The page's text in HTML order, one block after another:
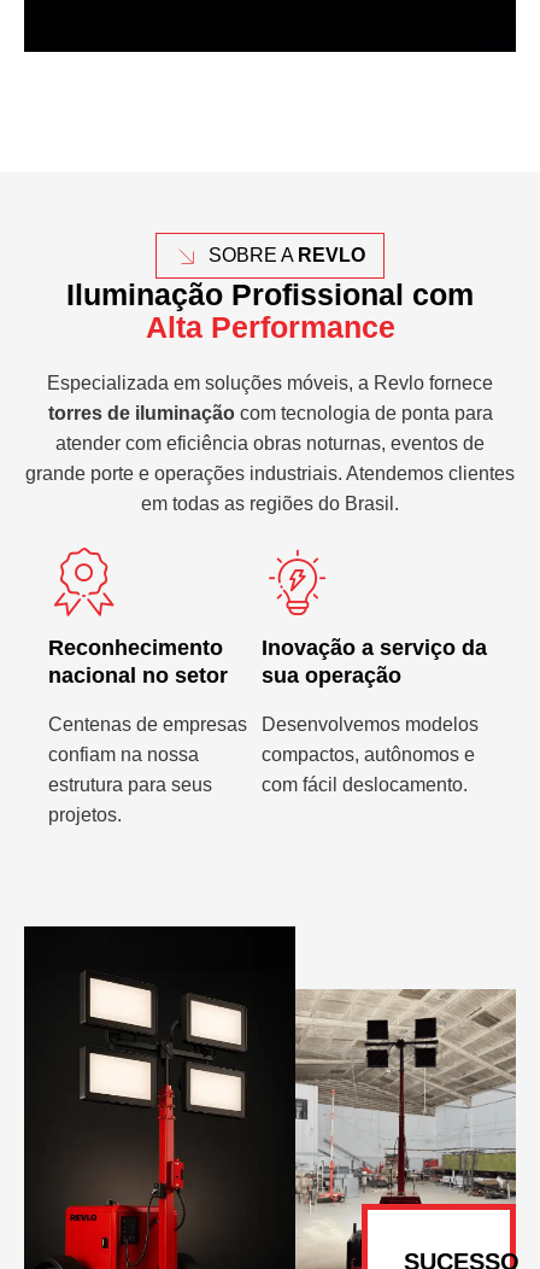
SUCESSO
SOBRE A REVLO
Iluminação Profissional com
Alta Performance
Especializada em soluções móveis, a Revlo fornece
torres de iluminaçãocom tecnologia de ponta para
atender com eficiência obras noturnas, eventos de
grande porte e operações industriais. Atendemos clientes
em todas as regiões do Brasil.
Reconhecimento
nacional no setor
Centenas de empresas
confiam na nossa
estrutura para seus
projetos.
Inovação a serviço da
sua operação
Desenvolvemos modelos
compactos, autônomos e
com fácil deslocamento.